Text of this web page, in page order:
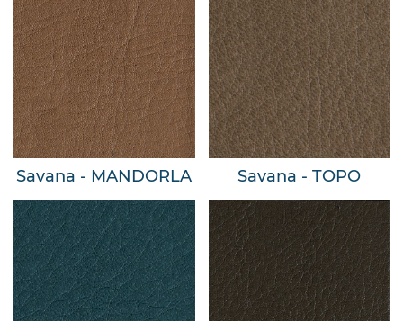
Savana - MANDORLA Savana - TOPO